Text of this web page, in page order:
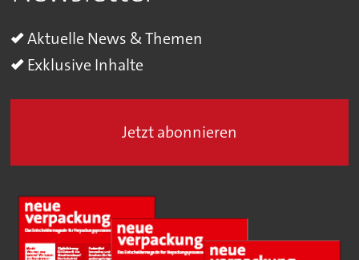
Aktuelle News & Themen
Exklusive Inhalte
Jetzt abonnieren